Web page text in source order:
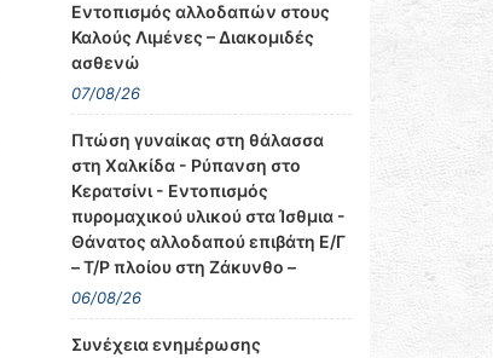
Εντοπισμός αλλοδαπών στους
Καλούς Λιμένες – Διακομιδές
ασθενώ
07/08/26
Πτώση γυναίκας στη θάλασσα
στη Χαλκίδα - Ρύπανση στο
Κερατσίνι - Εντοπισμός
πυρομαχικού υλικού στα Ίσθμια -
Θάνατος αλλοδαπού επιβάτη Ε/Γ
– Τ/Ρ πλοίου στη Ζάκυνθο –
06/08/26
Συνέχεια ενημέρωσης